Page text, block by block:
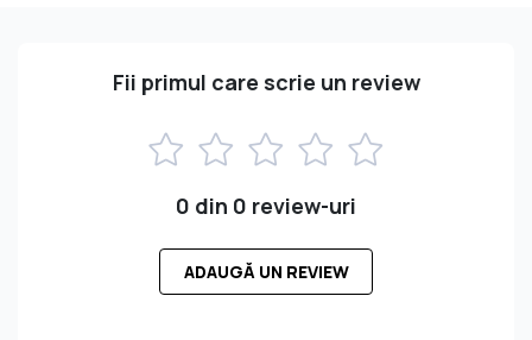
Fii primul care scrie un review
0 din 0 review-uri
ADAUGĂ UN REVIEW